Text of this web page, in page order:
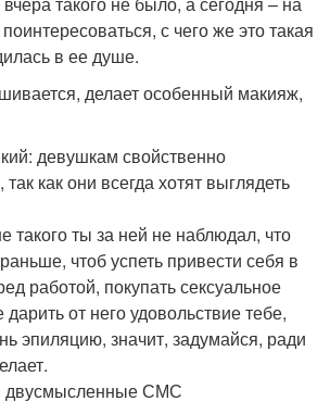
с чего же это такая
в ее душе.
делает особенный макияж,
девушкам свойственно
как они всегда хотят выглядеть
такого ты за ней не наблюдал, что
чтоб успеть привести себя в
работой, покупать сексуальное
от него удовольствие тебе,
эпиляцию, значит, задумайся, ради
двусмысленные СМС